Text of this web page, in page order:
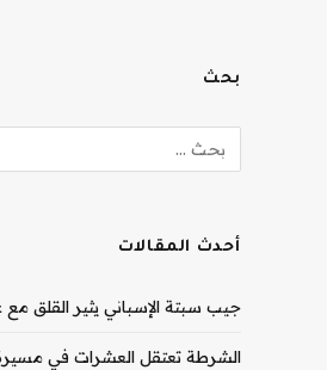
بحث
أحدث المقالات
جيب سبتة الإسباني يثير القلق مع
الشرطة تعتقل العشرات في مسيرة